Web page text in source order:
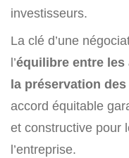
investisseurs.
La clé d’une
l’équilibre entre
la préservation
accord équitable
et constructive pour
l’entreprise.